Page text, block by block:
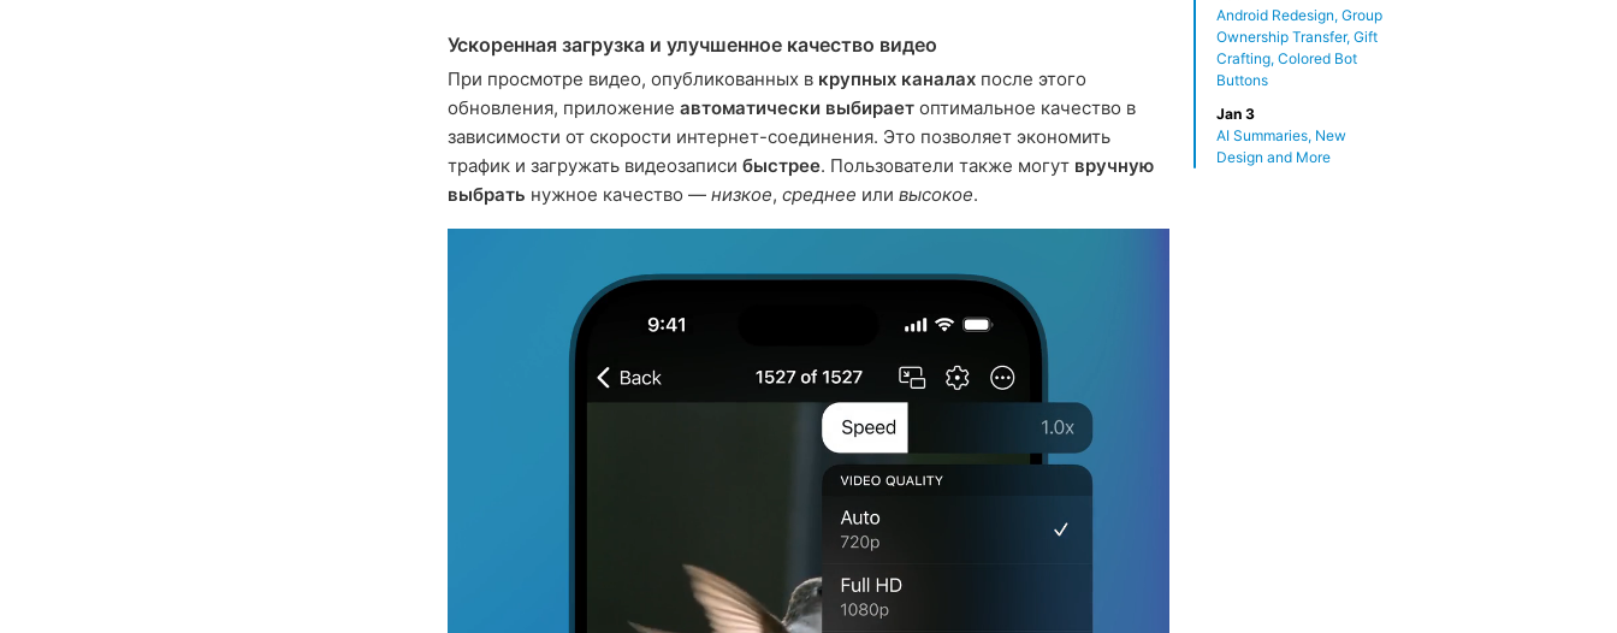
Android Redesign, Group
Ownership Transfer, Gift
Crafting, Colored Bot
Buttons
Jan 3
AI Summaries, New
Design and More
Ускоренная загрузка и улучшенное качество видео
При просмотре видео, опубликованных в крупных каналах после этого
обновления, приложение автоматически выбирает оптимальное качество в
зависимости от скорости интернет-соединения. Это позволяет экономить
трафик и загружать видеозаписи быстрее. Пользователи также могут вручную
выбрать нужное качество — низкое, среднее или высокое.